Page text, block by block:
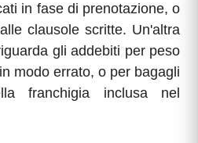
in fase di prenotazione, o
clausole scritte. Un'altra
gli addebiti per peso
modo errato, o per bagagli
franchigia inclusa nel